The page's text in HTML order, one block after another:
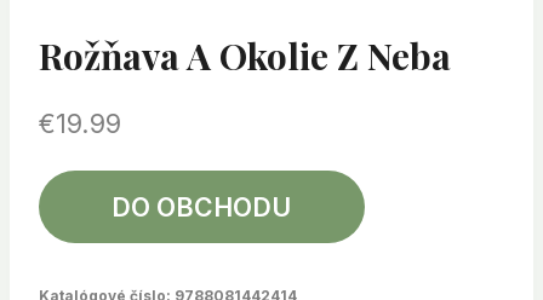
Rožňava A Okolie Z Neba
€19.99
DO OBCHODU
Katalógové číslo: 9788081442414